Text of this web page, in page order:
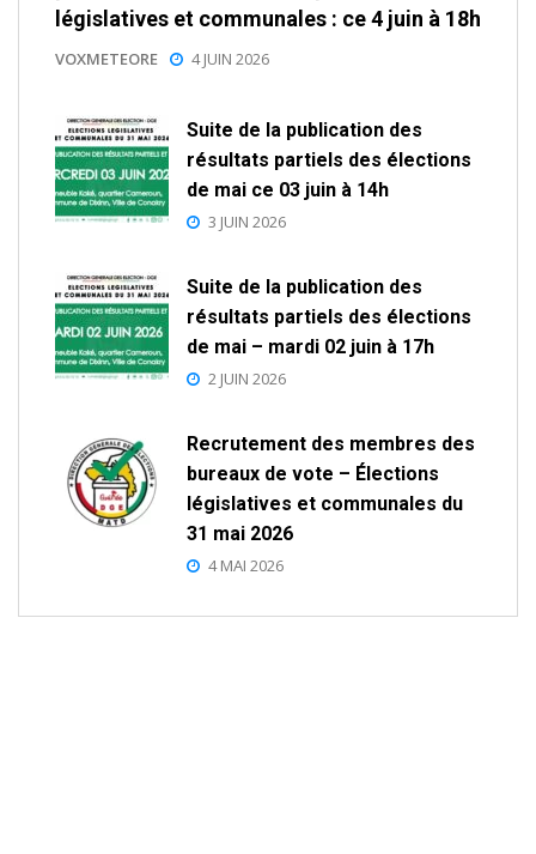
législatives et communales : ce 4 juin à 18h
VOXMETEORE 4 JUIN 2026
Suite de la publication des
résultats partiels des élections
de mai ce 03 juin à 14h
3 JUIN 2026
Suite de la publication des
résultats partiels des élections
de mai – mardi 02 juin à 17h
2 JUIN 2026
Recrutement des membres des
bureaux de vote – Élections
législatives et communales du
31 mai 2026
4 MAI 2026